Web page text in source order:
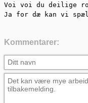
Voi voi du deilige rock`n roll
Ja for dæ kan vi
Kommentarer: